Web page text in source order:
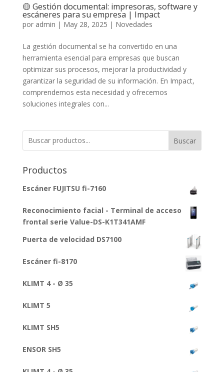
🟡 Gestión documental: impresoras, software y
escáneres para su empresa | Impact
por admin | May 28, 2025 | Novedades
La gestión documental se ha convertido en una
herramienta esencial para empresas que buscan
optimizar sus procesos, mejorar la productividad y
garantizar la seguridad de su información. En Impact,
comprendemos esta necesidad y ofrecemos
soluciones integrales con...
Buscar
Productos
Escáner FUJITSU fi-7160
Reconocimiento facial - Terminal de acceso
frontal serie Value-DS-K1T341AMF
Puerta de velocidad DS7100
Escáner fi-8170
KLIMT 4 - Ø 35
KLIMT 5
KLIMT SH5
ENSOR SH5